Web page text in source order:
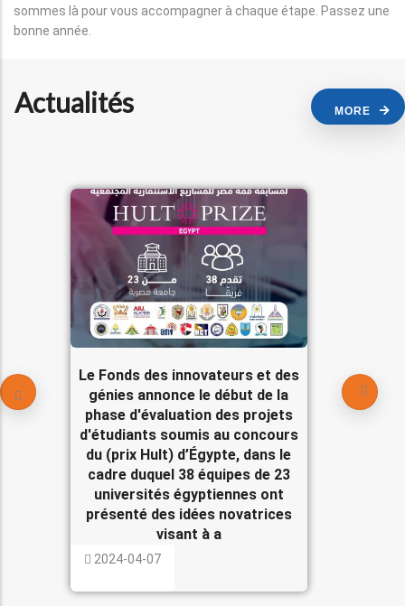
sommes là pour vous accompagner à chaque étape. Passez une
bonne année.
Actualités MORE
Le Fonds des innovateurs et des
génies annonce le début de la
phase d'évaluation des projets
d'étudiants soumis au concours
du (prix Hult) d’Égypte, dans le
cadre duquel 38 équipes de 23
universités égyptiennes ont
présenté des idées novatrices
visant à a
2024-04-07